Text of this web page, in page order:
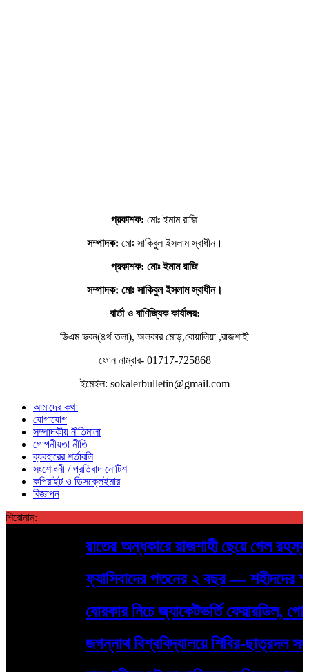
প্রকাশক: মোঃ ইমাম রাজি
সম্পাদক: মোঃ সাকিবুল ইসলাম স্বাধীন।
প্রকাশক: মোঃ ইমাম রাজি
সম্পাদক: মোঃ সাকিবুল ইসলাম স্বাধীন।
বার্তা ও বাণিজ্যিক কার্যালয়:
ডিএম ভবন(৪র্থ তলা), অলকার মোড়,বোয়ালিয়া ,রাজশাহী
ফোন নাম্বার- 01717-725868
ইমেইল: sokalerbulletin@gmail.com
আমাদের কথা
যোগাযোগ
সম্পাদকীয় নীতিমালা
গোপনীয়তা নীতি
ব্যবহারের শর্তাবলি
সংশোধনী / প্রতিবাদ নোটিশ
কপিরাইট ও ডিসক্লেইমার
বিজ্ঞাপন
শিরোনাম:
রাতের অন্ধকারে রাজশাহী ছেয়ে গেল
ফ্যাসিবাদের পতনের ২ বছর — শহীদদের
বোরকার নিচে জ্যাকেটভর্তি ফেয়ারডিল,
জগন্নাথ বিশ্ববিদ্যালয়ে শিবির-ছাত্রদল